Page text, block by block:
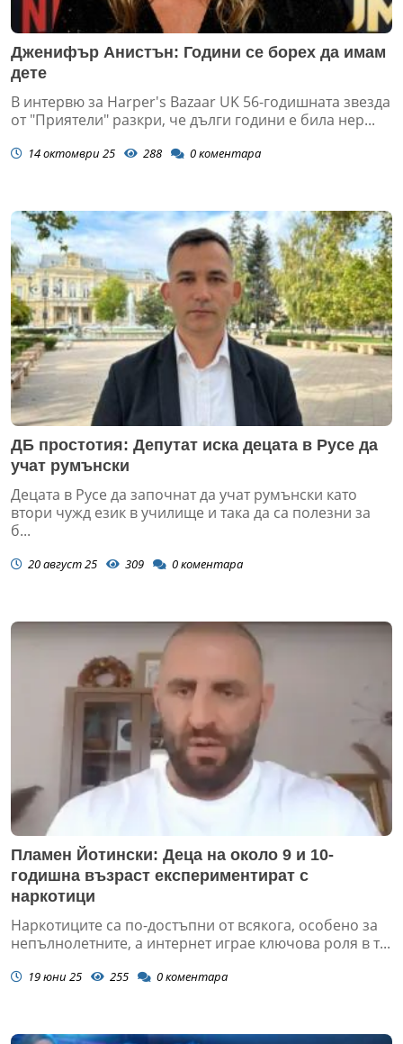
Дженифър Анистън: Години се борех да имам
дете
В интервю за Harper's Bazaar UK 56-годишната звезда
от "Приятели" разкри, че дълги години е била нер...
14 октомври 25 288 0коментара
ДБ простотия: Депутат иска децата в Русе да
учат румънски
Децата в Русе да започнат да учат румънски като
втори чужд език в училище и така да са полезни за
б...
20 август 25 309 0коментара
Пламен Йотински: Деца на около 9 и 10-
годишна възраст експериментират с
наркотици
Наркотиците са по-достъпни от всякога, особено за
непълнолетните, а интернет играе ключова роля в т...
19 юни 25 255 0коментара